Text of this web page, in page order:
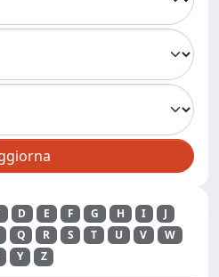
D E F G H I
J
Q R S T U V
W
Y Z